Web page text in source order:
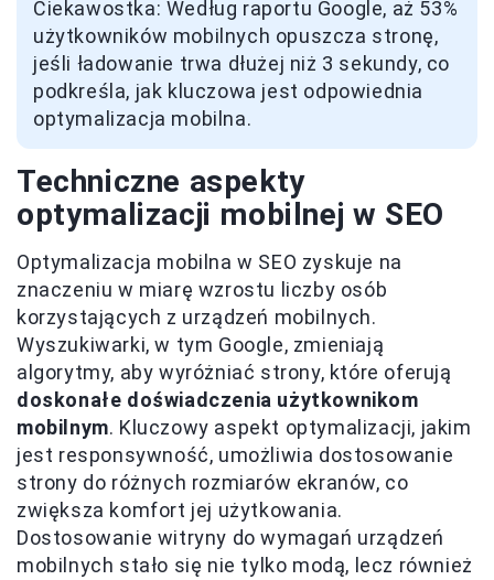
Ciekawostka: Według raportu Google, aż 53%
użytkowników mobilnych opuszcza stronę,
jeśli ładowanie trwa dłużej niż 3 sekundy, co
podkreśla, jak kluczowa jest odpowiednia
optymalizacja mobilna.
Techniczne aspekty
optymalizacji mobilnej w SEO
Optymalizacja mobilna w SEO zyskuje na
znaczeniu w miarę wzrostu liczby osób
korzystających z urządzeń mobilnych.
Wyszukiwarki, w tym Google, zmieniają
algorytmy, aby wyróżniać strony, które oferują
doskonałe doświadczenia użytkownikom
mobilnym. Kluczowy aspekt optymalizacji, jakim
jest responsywność, umożliwia dostosowanie
strony do różnych rozmiarów ekranów, co
zwiększa komfort jej użytkowania.
Dostosowanie witryny do wymagań urządzeń
mobilnych stało się nie tylko modą, lecz również